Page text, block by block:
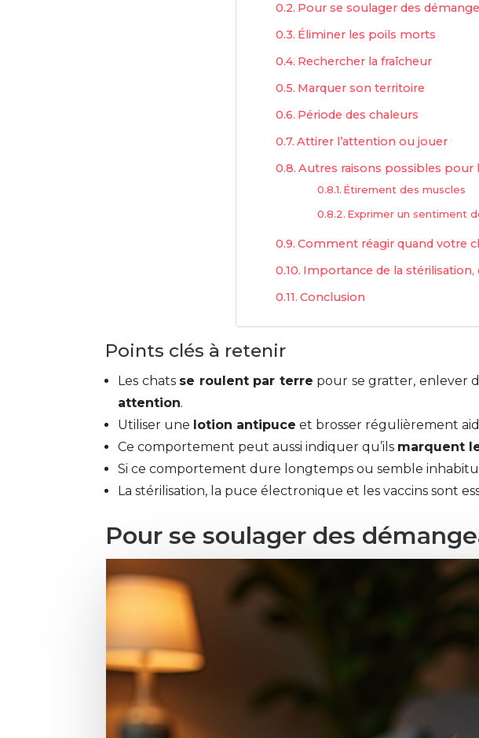
Pour se soulager des
Éliminer les poils morts
Rechercher la fraîcheur
Marquer son territoire
Période des chaleurs
Attirer l’attention ou jouer
Autres raisons possibles pour
Étirement des muscles
Exprimer un sentiment
Comment réagir quand votre
Importance de la
Conclusion
Points clés à retenir
Les chats se roulent par terre pour se gratter, enlever
attention.
Utiliser une lotion antipuce et brosser régulièrement
Ce comportement peut aussi indiquer qu’ils marquent
Si ce comportement dure longtemps ou semble
La stérilisation, la puce électronique et les vaccins sont
Pour se soulager des